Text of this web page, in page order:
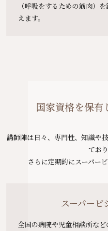
（呼吸をするための筋肉）
えます。
国家資格を保
講師陣は日々、専門性、知識や
てお
さらに定期的にスーパー
スーパービ
全国の病院や児童相談所な